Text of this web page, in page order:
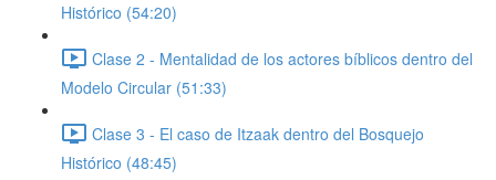
Histórico (54:20)
Clase 2 - Mentalidad de los actores bíblicos dentro del
Modelo Circular (51:33)
Clase 3 - El caso de Itzaak dentro del Bosquejo
Histórico (48:45)